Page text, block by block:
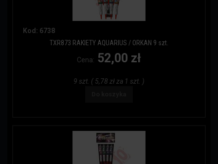
Kod: 6738
TXR873 RAKIETY AQUARIUS / ORKAN 9 szt.
Cena: 52,00 zł
9 szt. ( 5,78 zł za 1 szt. )